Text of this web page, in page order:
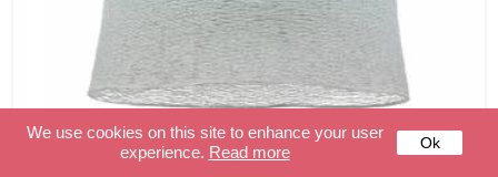
We use cookies on this site to enhance your user
experience. Read more Ok